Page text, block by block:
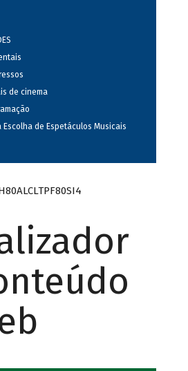
de cinema
Escolha de Espetáculos Musicais